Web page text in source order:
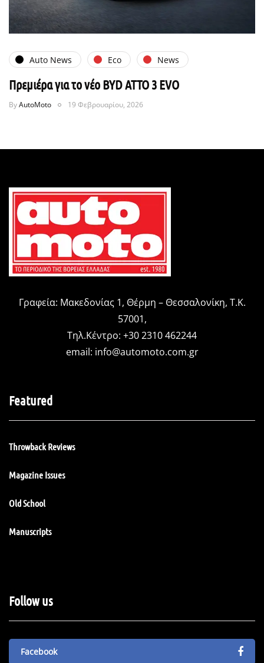
Auto News Eco News
Πρεμιέρα για το νέο BYD ATTO 3 EVO
ByAutoMoto 19 Φεβρουαρίου, 2026
Γραφεία: Μακεδονίας 1, Θέρμη – Θεσσαλονίκη, Τ.Κ.
57001,
Τηλ.Κέντρο: +30 2310 462244
email: info@automoto.com.gr
Featured
Throwback Reviews
Magazine Issues
Old School
Manuscripts
Follow us
Facebook